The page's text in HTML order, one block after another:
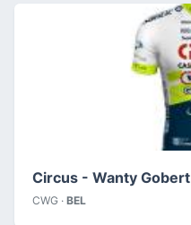
Circus - Wanty Gobert
CWG · BEL